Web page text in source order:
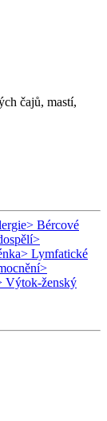
čajů, mastí,
> Bércové
>
> Lymfatické
>
Výtok-ženský